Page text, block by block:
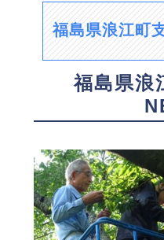
福島県浪江町
福島県浪